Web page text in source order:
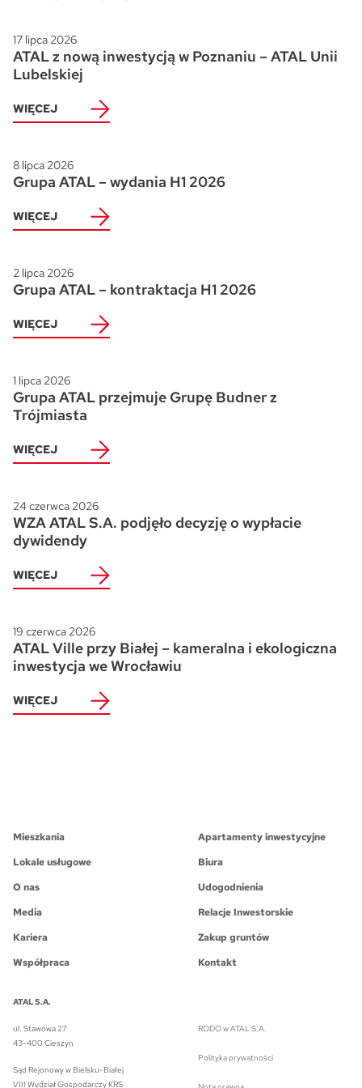
17 lipca 2026
ATAL z nową inwestycją w Poznaniu – ATAL Unii
Lubelskiej
WIĘCEJ
8 lipca 2026
Grupa ATAL – wydania H1 2026
WIĘCEJ
2 lipca 2026
Grupa ATAL – kontraktacja H1 2026
WIĘCEJ
1 lipca 2026
Grupa ATAL przejmuje Grupę Budner z
Trójmiasta
WIĘCEJ
24 czerwca 2026
WZA ATAL S.A. podjęło decyzję o wypłacie
dywidendy
WIĘCEJ
19 czerwca 2026
ATAL Ville przy Białej – kameralna i ekologiczna
inwestycja we Wrocławiu
WIĘCEJ
Mieszkania
Apartamenty inwestycyjne
Lokale usługowe
Biura
O nas
Udogodnienia
Media
Relacje Inwestorskie
Kariera
Zakup gruntów
Współpraca
Kontakt
ATAL S.A.
ul. Stawowa 27
43-400 Cieszyn
Sąd Rejonowy w Bielsku-Białej
VIII Wydział Gospodarczy KRS
RODO w ATAL S.A.
Polityka prywatności
Skwer Witosa w Piastowie